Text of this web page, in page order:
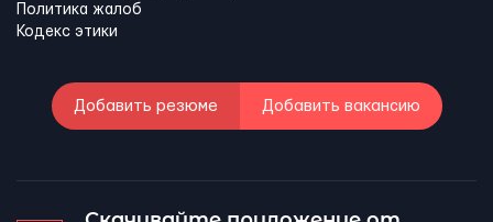
Политика жалоб
Кодекс этики
Добавить резюме Добавить вакансию